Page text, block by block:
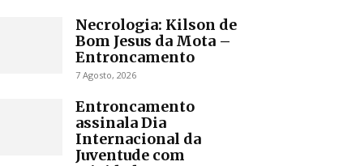
Necrologia: Kilson de
Bom Jesus da Mota –
Entroncamento
7 Agosto, 2026
Entroncamento
assinala Dia
Internacional da
Juventude com